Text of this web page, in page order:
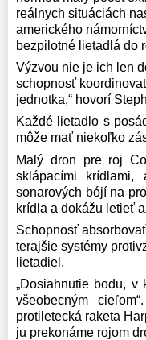
reálnych situáciách
amerického
bezpilotné lietadlá do
Výzvou nie je ich len
schopnosť
jednotka,“ hovorí
Každé lietadlo s
môže mať niekoľko
Malý dron pre roj
sklápacími
sonarových bójí na
krídla a dokážu letieť
Schopnosť
terajšie systémy
lietadiel.
„Dosiahnutie bodu,
všeobecným cieľom“.
protiletecká raketa
ju prekonáme rojom